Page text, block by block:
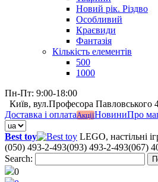
Новий рік. Різдво
Особливий
Краєвиди
Фантазія
Кількість елементів
500
1000
Пн-Пт: 9:00-18:00
Київ, вул.Професора Павловського
Доставка і оплатаАкціїНовиниПро
Best toy
LEGO, настільні
(050) 493-2-493(093) 493-2-493(067)
Search:
0